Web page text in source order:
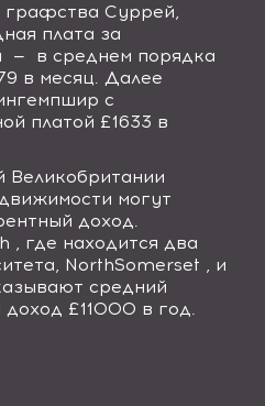
Суррей,
плата за
— в среднем порядка
в месяц. Далее
с
платой £1633 в
Великобритании
могут
доход.
, где находится два
NorthSomerset , и
средний
£11000 в год.